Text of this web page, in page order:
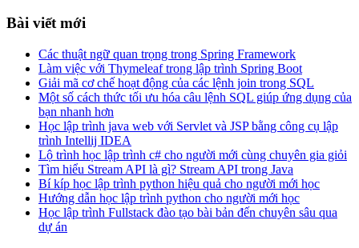
Bài viết mới
Các thuật ngữ quan trọng trong Spring Framework
Làm việc với Thymeleaf trong lập trình Spring Boot
Giải mã cơ chế hoạt động của các lệnh join trong SQL
Một số cách thức tối ưu hóa câu lệnh SQL giúp ứng dụng của
bạn nhanh hơn
Học lập trình java web với Servlet và JSP bằng công cụ lập
trình Intellij IDEA
Lộ trình học lập trình c# cho người mới cùng chuyên gia giỏi
Tìm hiểu Stream API là gì? Stream API trong Java
Bí kíp học lập trình python hiệu quả cho người mới học
Hướng dẫn học lập trình python cho người mới học
Học lập trình Fullstack đào tạo bài bản đến chuyên sâu qua
dự án